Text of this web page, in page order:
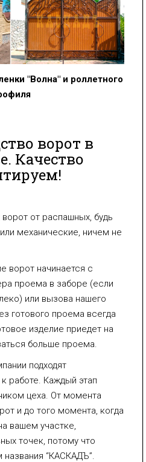
"Волна" и роллетного
ворот в
Качество
от распашных, будь
механические, ничем не
ворот начинается с
проема в заборе (если
или вызова нашего
готового проема всегда
изделие приедет на
больше проема.
подходят
работе. Каждый этап
цеха. От момента
и до того момента, когда
вашем участке,
точек, потому что
“КАСКАДЪ”.